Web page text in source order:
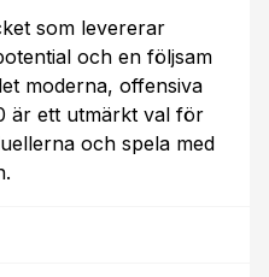
som levererar
och en följsam
moderna, offensiva
är ett utmärkt val för
och spela med